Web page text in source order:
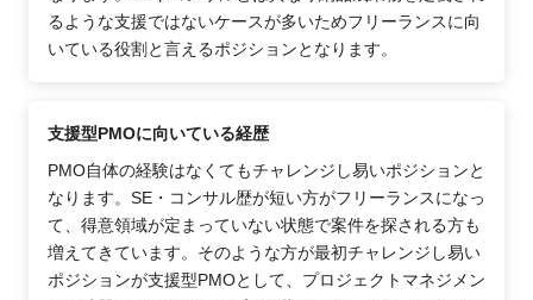
るような支援ではないケースが多いためフリーランスに向
いている役割と言えるポジションとなります。
支援型PMOに向いている経歴
PMO自体の経験はなくてもチャレンジし易いポジションと
なります。SE・コンサル歴が短い方がフリーランスになっ
て、得意領域が定まっていない状態で案件を探される方も
増えてきています。そのような方が最初チャレンジし易い
ポジションが支援型PMOとして、プロジェクトマネジメン